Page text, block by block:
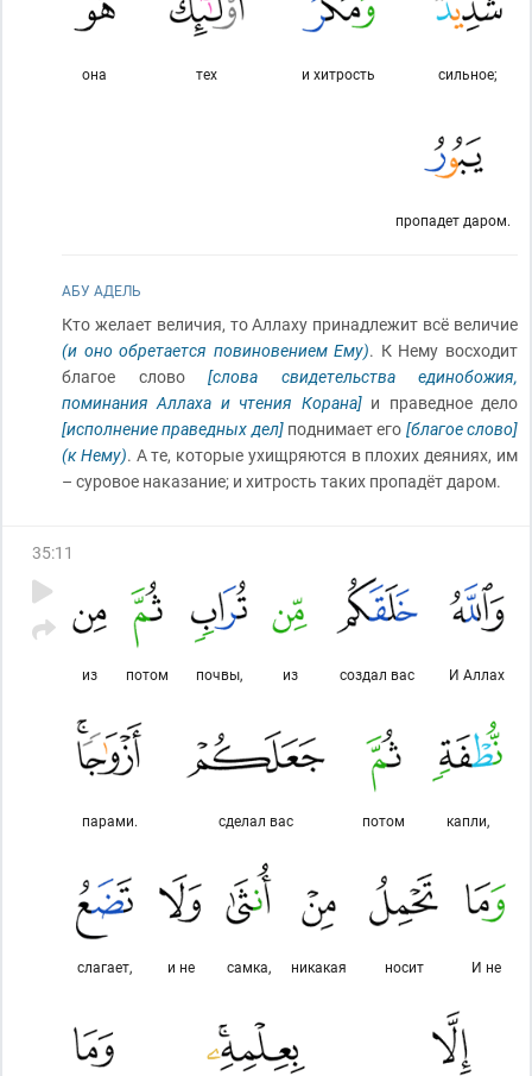
сильное;
и хитрость
тех
она
пропадет даром.
АБУ АДЕЛЬ
Кто желает величия, то Аллаху принадлежит всё величие
(и оно обретается повиновением Ему). К Нему восходит
благое слово [слова свидетельства единобожия,
поминания Аллаха и чтения Корана]и праведное дело
[исполнение праведных дел]поднимает его [благое слово]
(к Нему). А те, которые ухищряются в плохих деяниях, им
– суровое наказание; и хитрость таких пропадёт даром.
35:11
И Аллах
создал вас
из
почвы,
потом
из
капли,
потом
сделал вас
парами.
И не
носит
никакая
самка,
и не
слагает,